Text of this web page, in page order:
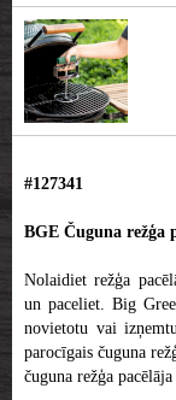
#127341
BGE Čuguna režģa
Nolaidiet režģa
un paceliet. Big
novietotu vai
parocīgais čuguna
čuguna režģa